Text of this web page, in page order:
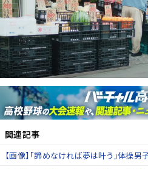
関連記事
【画像】「諦めなければ夢は叶う」体操